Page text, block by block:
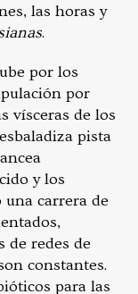
las horas y
.
por los
por
vísceras de los
pista
y los
una carrera de
de redes de
constantes.
para las